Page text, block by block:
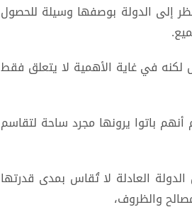
إلى الدولة بوصفها وسيلة للحصول
في غاية الأهمية لا يتعلق فقط
أنهم باتوا يرونها مجرد ساحة لتقاسم
العادلة لا تُقاس بمدى قدرتها
والظروف،